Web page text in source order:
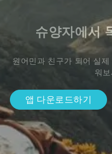
슈양자에서
원어민과 친구가 되어 실
워
앱 다운로드하기